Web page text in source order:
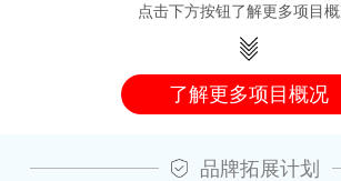
点击下方按钮了解更多项目
了解更多项目概况
品牌拓展计划